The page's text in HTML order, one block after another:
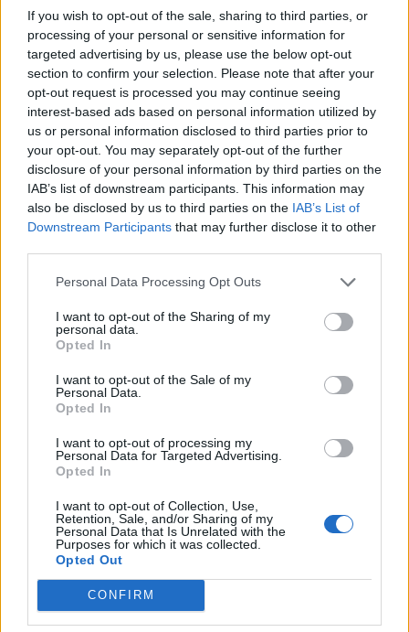
If you wish to opt-out of the sale, sharing to third parties, or
processing of your personal or sensitive information for
targeted advertising by us, please use the below opt-out
section to confirm your selection. Please note that after your
opt-out request is processed you may continue seeing
interest-based ads based on personal information utilized by
us or personal information disclosed to third parties prior to
your opt-out. You may separately opt-out of the further
disclosure of your personal information by third parties on the
IAB’s list of downstream participants. This information may
also be disclosed by us to third parties on the IAB’s List of
Downstream Participants that may further disclose it to other
Personal Data Processing Opt Outs
I want to opt-out of the Sharing of my
personal data.
Opted In
I want to opt-out of the Sale of my
Personal Data.
Opted In
I want to opt-out of processing my
Personal Data for Targeted Advertising.
Opted In
I want to opt-out of Collection, Use,
Retention, Sale, and/or Sharing of my
Personal Data that Is Unrelated with the
Purposes for which it was collected.
Opted Out
CONFIRM
ALVESTA 2026-8-10 KL. 08:00
(M): Avskaffa
minutstyrningen inom
Alvesta kommuns
äldreomsorg
ALVESTA 2026-8-9 KL. 17:32
Så stor lägenhet
har 25-åringarna i
Alvesta råd med
ALVESTA
Metningstävling i